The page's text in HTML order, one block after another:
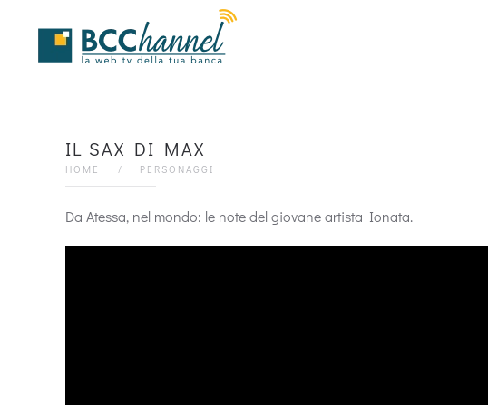
Skip to main content
IL SAX DI MAX
HOME PERSONAGGI
Da Atessa, nel mondo: le note del giovane artista Ionata.